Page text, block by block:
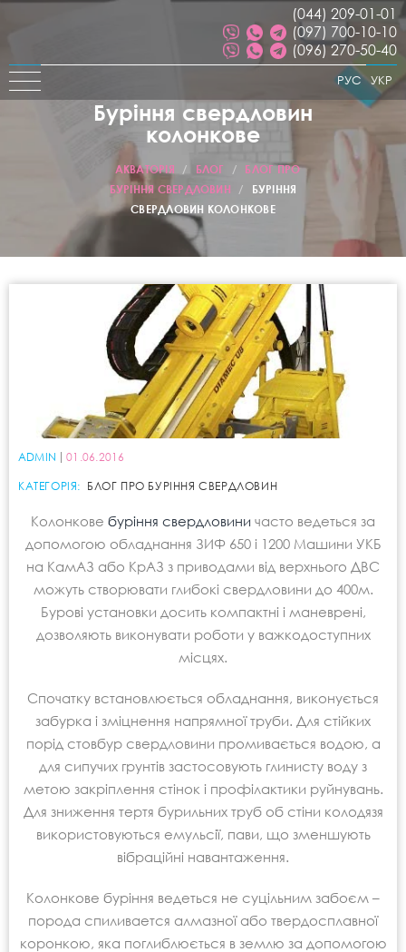
(044) 209-01-01
(097) 700-10-10
(096) 270-50-40
УКР
РУС
Буріння свердловин
колонкове
АКВАТОРІЯ / БЛОГ /
БЛОГ ПРО
БУРІННЯ СВЕРДЛОВИН
/
БУРІННЯ
СВЕРДЛОВИН КОЛОНКОВЕ
ADMIN 01.06.2016
КАТЕГОРІЯ: БЛОГ ПРО БУРІННЯ СВЕРДЛОВИН
Колонкове буріння свердловини часто ведеться за
допомогою обладнання ЗИФ 650 і 1200 Машини УКБ
на КамАЗ або КрАЗ з приводами від верхнього ДВС
можуть створювати глибокі свердловини до 400м.
Бурові установки досить компактні і маневрені,
дозволяють виконувати роботи у важкодоступних
місцях.
Спочатку встановлюється обладнання, виконується
забурка і зміцнення напрямної труби. Для стійких
порід стовбур свердловини промивається водою, а
для сипучих грунтів застосовують глинисту воду з
метою закріплення стінок і профілактики руйнувань.
Для зниження тертя бурильних труб об стіни колодязя
використовуються емульсії, пави, що зменшують
вібраційні навантаження.
Колонкове буріння ведеться не суцільним забоєм –
порода спиливается алмазної або твердосплавної
коронкою, яка поглиблюється в землю за допомогою